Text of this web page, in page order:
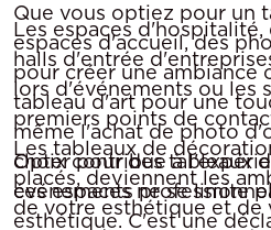
Que vous optiez pour un
espaces d'accueil, des
pour créer une ambiance
tableau d'art pour une
même l'achat de photo
choix contribue à
événements
Les espaces
halls d'entrée
lors d'événements ou les
premiers points de
Les tableaux de
placés, deviennent les
de votre esthétique et de
Opter pour des tableaux
ces espaces ne se limite
esthétique. C'est une